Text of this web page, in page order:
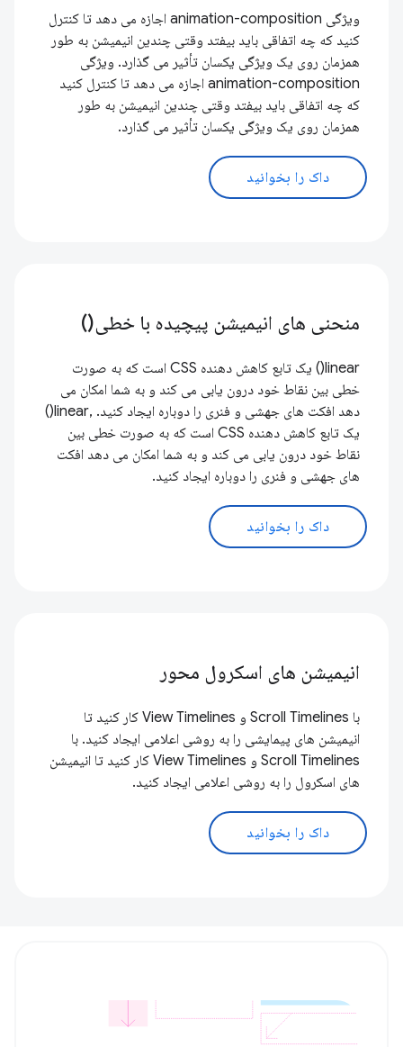
ویژگی animation-composition اجازه می دهد تا کنترل
کنید که چه اتفاقی باید بیفتد وقتی چندین انیمیشن به طور
همزمان روی یک ویژگی یکسان تأثیر می گذارد. ویژگی
animation-composition اجازه می دهد تا کنترل کنید
که چه اتفاقی باید بیفتد وقتی چندین انیمیشن به طور
همزمان روی یک ویژگی یکسان تأثیر می گذارد.
داک را بخوانید
منحنی های انیمیشن پیچیده با خطی()
linear() یک تابع کاهش دهنده CSS است که به صورت
خطی بین نقاط خود درون یابی می کند و به شما امکان می
دهد افکت های جهشی و فنری را دوباره ایجاد کنید. ,linear()
یک تابع کاهش دهنده CSS است که به صورت خطی بین
نقاط خود درون یابی می کند و به شما امکان می دهد افکت
های جهشی و فنری را دوباره ایجاد کنید.
داک را بخوانید
انیمیشن های اسکرول محور
با Scroll Timelines و View Timelines کار کنید تا
انیمیشن های پیمایشی را به روشی اعلامی ایجاد کنید. با
Scroll Timelines و View Timelines کار کنید تا انیمیشن
های اسکرول را به روشی اعلامی ایجاد کنید.
داک را بخوانید